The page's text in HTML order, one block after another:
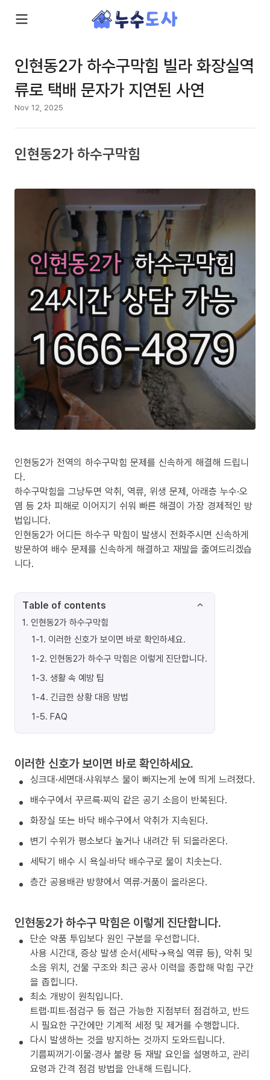
인현동2가 하수구막힘 빌라 화장실역
류로 택배 문자가 지연된 사연
Nov 12, 2025
인현동2가 하수구막힘
인현동2가 전역의 하수구막힘 문제를 신속하게 해결해 드립니
다.
하수구막힘을 그냥두면 악취, 역류, 위생 문제, 아래층 누수·오
염 등 2차 피해로 이어지기 쉬워 빠른 해결이 가장 경제적인 방
법입니다.
인현동2가 어디든 하수구 막힘이 발생시 전화주시면 신속하게
방문하여 배수 문제를 신속하게 해결하고 재발을 줄여드리겠습
니다.
Table of contents
1. 인현동2가 하수구막힘
1-1. 이러한 신호가 보이면 바로 확인하세요.
1-2. 인현동2가 하수구 막힘은 이렇게 진단합니다.
1-3. 생활 속 예방 팁
1-4. 긴급한 상황 대응 방법
1-5. FAQ
이러한 신호가 보이면 바로 확인하세요.
싱크대·세면대·샤워부스 물이 빠지는게 눈에 띄게 느려졌다.
배수구에서 꾸르륵·찌익 같은 공기 소음이 반복된다.
화장실 또는 바닥 배수구에서 악취가 지속된다.
변기 수위가 평소보다 높거나 내려간 뒤 되올라온다.
세탁기 배수 시 욕실·바닥 배수구로 물이 치솟는다.
층간 공용배관 방향에서 역류·거품이 올라온다.
인현동2가 하수구 막힘은 이렇게 진단합니다.
단순 약품 투입보다 원인 구분을 우선합니다.
사용 시간대, 증상 발생 순서(세탁→욕실 역류 등), 악취 및
소음 위치, 건물 구조와 최근 공사 이력을 종합해 막힘 구간
을 좁힙니다.
최소 개방이 원칙입니다.
트랩·피트·점검구 등 접근 가능한 지점부터 점검하고, 반드
시 필요한 구간에만 기계적 세정 및 제거를 수행합니다.
다시 발생하는 것을 방지하는 것까지 도와드립니다.
기름찌꺼기·이물·경사 불량 등 재발 요인을 설명하고, 관리
요령과 간격 점검 방법을 안내해 드립니다.